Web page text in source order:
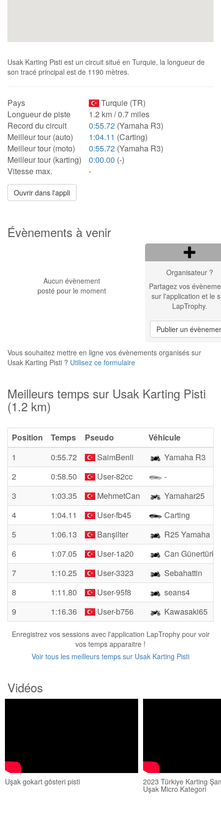
Usak Karting Pisti est un circuit situé en Turquie, la longueur de
son tracé principal est de 1190 mètres.
Pays
Turquie (TR)
Longueur de piste
1.2 km / 0.7 miles
Record du circuit
0:55.72 (Yamaha R3)
Meilleur tour (auto)
1:04.11 (Carting)
Meilleur tour (moto)
0:55.72 (Yamaha R3)
Meilleur tour (karting)
0:00.00 (-)
Vitesse max.
-
Ouvrir dans l'appli
Évènements à venir
Aucun évènement
posté pour le moment
Organisateur ?
Partagez vos
sur l'application et le
LapTrophy.
Publier un
Vous souhaitez mettre en ligne vos évènements organisés sur
Usak Karting Pisti ? Utilisez ce formulaire
Meilleurs temps sur Usak Karting Pisti
(1.2 km)
Position Temps Pseudo
Véhicule
1
0:55.72 SaimBenli
Yamaha R3
2
0:58.50 User-82cc
-
3
1:03.35 MehmetCan
Yamahar25
4
1:04.11 User-fb45
Carting
5
1:06.13 Barışilter
R25 Yamaha
6
1:07.05 User-1a20
Can Günertürk
7
1:10.25 User-3323
Sebahattin
8
1:11.80 User-95f8
seans4
9
1:16.36 User-b756 Kawasaki65
Enregistrez vos sessions avec l'application LapTrophy pour voir
vos temps apparaitre !
Voir tous les meilleurs temps sur Usak Karting Pisti
Vidéos
Uşak gokart gösteri pisti 2023 Türkiye Karting
Uşak Micro Kategori